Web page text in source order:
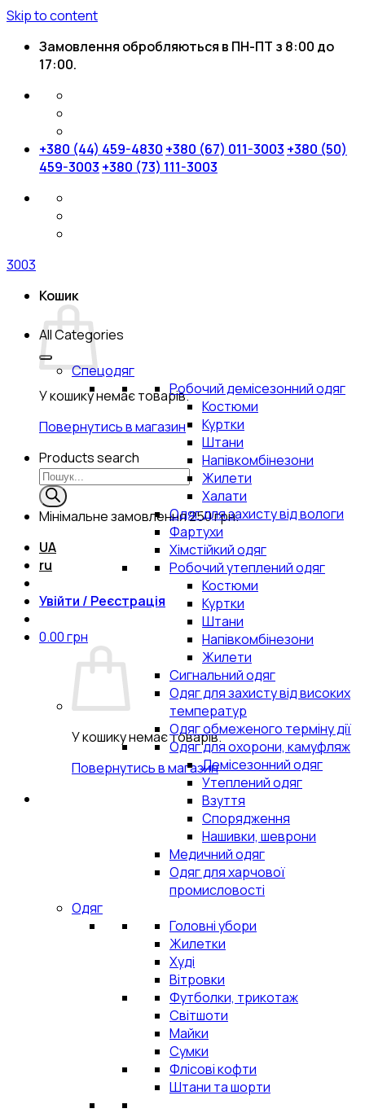
Skip to content
Замовлення обробляються в ПН-ПТ з 8:00 до
17:00.
+380 (44) 459-4830 +380 (67) 011-3003 +380 (50)
459-3003 +380 (73) 111-3003
3003
Кошик
У кошику немає товарів.
Повернутись в магазин
Products search
Мінімальне замовлення250 грн.
UA
ru
Увійти / Реєстрація
0.00грн
У кошику немає товарів.
Повернутись в магазин
All Categories
Спецодяг
Робочий демісезонний одяг
Костюми
Куртки
Штани
Напівкомбінезони
Жилети
Халати
Одяг для захисту від вологи
Фартухи
Хімстійкий одяг
Робочий утеплений одяг
Костюми
Куртки
Штани
Напівкомбінезони
Жилети
Сигнальний одяг
Одяг для захисту від високих
температур
Одяг обмеженого терміну дії
Одяг для охорони, камуфляж
Демісезонний одяг
Утеплений одяг
Взуття
Спорядження
Нашивки, шеврони
Медичний одяг
Одяг для харчової
промисловості
Одяг
Головні убори
Жилетки
Худі
Вітровки
Футболки, трикотаж
Світшоти
Майки
Сумки
Флісові кофти
Штани та шорти